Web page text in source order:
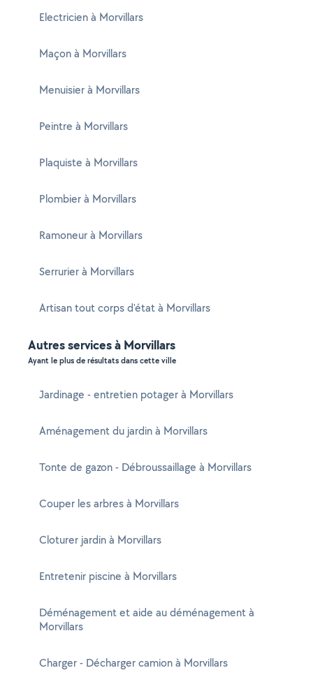
Electricien à Morvillars
Maçon à Morvillars
Menuisier à Morvillars
Peintre à Morvillars
Plaquiste à Morvillars
Plombier à Morvillars
Ramoneur à Morvillars
Serrurier à Morvillars
Artisan tout corps d'état à Morvillars
Autres services à Morvillars
Ayant le plus de résultats dans cette ville
Jardinage - entretien potager à Morvillars
Aménagement du jardin à Morvillars
Tonte de gazon - Débroussaillage à Morvillars
Couper les arbres à Morvillars
Cloturer jardin à Morvillars
Entretenir piscine à Morvillars
Déménagement et aide au déménagement à
Morvillars
Charger - Décharger camion à Morvillars